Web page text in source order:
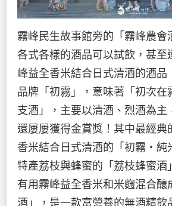
霧峰民生故事館旁的「霧峰農會
各式各樣的酒品可以試飲，甚至
峰益全香米結合日式清酒的酒品
品牌「初霧」，意味著「初次在
支酒」，主要以清酒、烈酒為主
還屢屢獲得金賞獎！其中最經典
香米結合日式清酒的「初霧‧純
特產荔枝與蜂蜜的「荔枝蜂蜜酒
有用霧峰益全香米和米麴混合釀
酒」，是一款富營養的無酒精飲